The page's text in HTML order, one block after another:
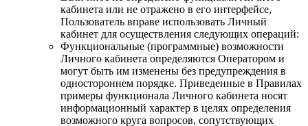
кабинета или не отражено в его интерфейсе,
Пользователь вправе использовать Личный
кабинет для осуществления следующих операций:
Функциональные (программные) возможности
Личного кабинета определяются Оператором и
могут быть им изменены без предупреждения в
одностороннем порядке. Приведенные в Правилах
примеры функционала Личного кабинета носят
информационный характер в целях определения
возможного круга вопросов, сопутствующих